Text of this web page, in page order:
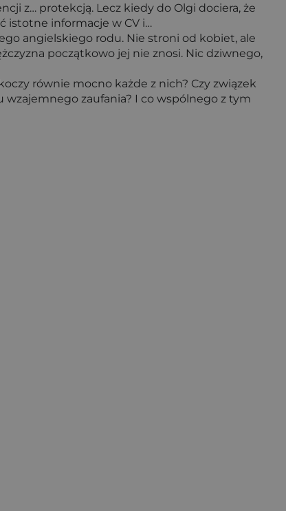
z… protekcją. Lecz kiedy do Olgi dociera, że
istotne informacje w CV i…
angielskiego rodu. Nie stroni od kobiet, ale
początkowo jej nie znosi. Nic dziwnego,
równie mocno każde z nich? Czy związek
zaufania? I co wspólnego z tym